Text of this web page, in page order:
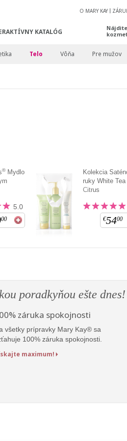
KATALÓG
O MARY KAY
Telo Vôňa Pre mužov
®Mydlo
5.0
00
Kolekcia
ruky White
Citrus
€5400
poradkyňou ešte dnes!
záruka spokojnosti
všetky prípravky Mary Kay® sa
100% záruka spokojnosti.
maximum!